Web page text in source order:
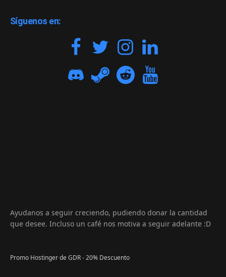
Síguenos en:
Ayudanos a seguir creciendo, pudiendo donar la cantidad
que desee. Incluso un café nos motiva a seguir adelante :D
Promo Hostinger de GDR - 20% Descuento